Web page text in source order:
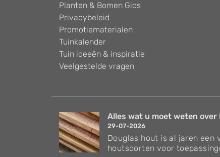
Planten & Bomen Gids
Privacybeleid
Promotiematerialen
Tuinkalender
Tuin ideeën & inspiratie
Veelgestelde vragen
Alles wat u moet weten over
29-07-2026
Douglas hout is al jaren een
houtsoorten voor